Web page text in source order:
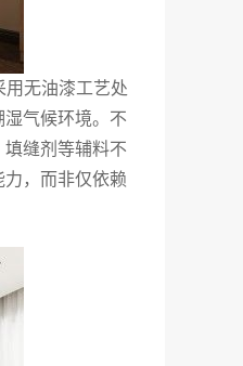
无油漆工艺处
气候环境。不
缝剂等辅料不
，而非仅依赖